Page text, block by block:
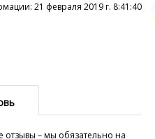
21 февраля 2019 г. 8:41:40
отзывы – мы обязательно на